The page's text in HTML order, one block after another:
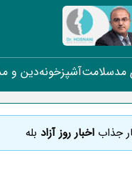
مدسلامتآشپزخونهدین و
جذاب اخبار روز آزاد بله